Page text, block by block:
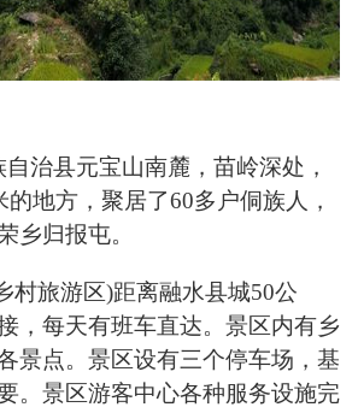
治县元宝山南麓，苗岭深处，
地方，聚居了60多户侗族人，
乡归报屯。
村旅游区)距离融水县城50公
，每天有班车直达。景区内有乡
景点。景区设有三个停车场，基
。景区游客中心各种服务设施完